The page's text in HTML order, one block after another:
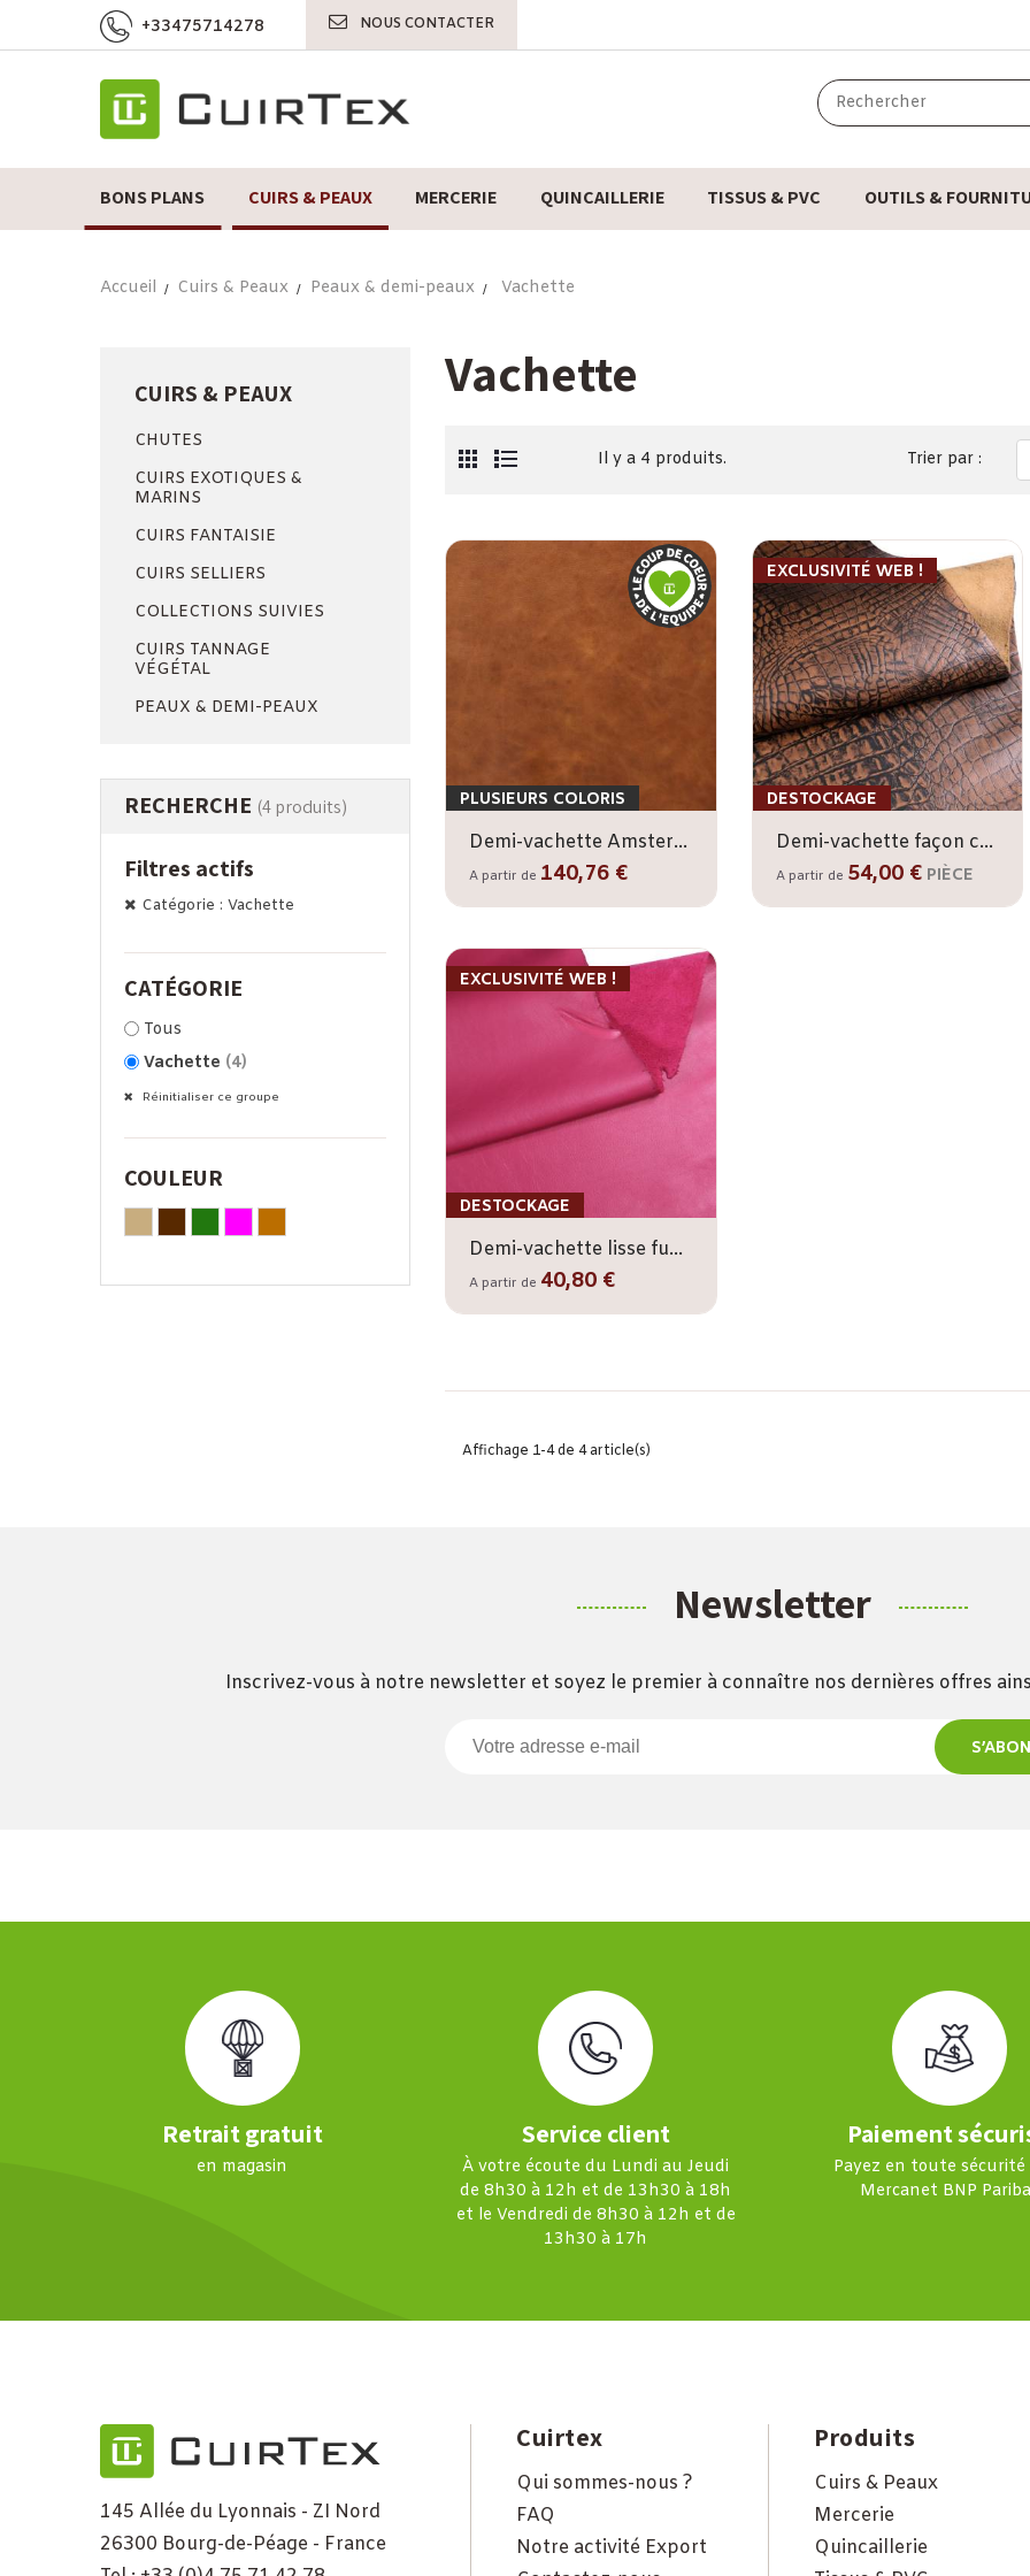
+33475714278 NOUS CONTACTER
BONS PLANS CUIRS & PEAUX MERCERIE QUINCAILLERIE TISSUS & PVC OUTILS &
Accueil Cuirs & Peaux Peaux & demi-peaux Vachette
CUIRS & PEAUX
CHUTES
CUIRS EXOTIQUES &
MARINS
CUIRS FANTAISIE
CUIRS SELLIERS
COLLECTIONS SUIVIES
CUIRS TANNAGE
VÉGÉTAL
PEAUX & DEMI-PEAUX
RECHERCHE (4 produits)
Filtres actifs
Catégorie : Vachette
CATÉGORIE
Tous
Vachette (4)
Réinitialiser ce groupe
COULEUR
Vachette
Il y a 4 produits. Trier par :
PLUSIEURS COLORIS
Demi-vachette Amsterdam
A partir de 140,76 €
DESTOCKAGE
Demi-vachette façon croco marron 10/12
EXCLUSIVITÉ WEB !
A partir de 54,00 € PIÈCE
DESTOCKAGE
Demi-vachette lisse fuchsia 10/12
EXCLUSIVITÉ WEB !
A partir de 40,80 €
Affichage 1-4 de 4 article(s)
Newsletter
Inscrivez-vous à notre newsletter et soyez le premier à connaître nos dernières offres
Retrait gratuit
en magasin
Service client
À votre écoute du Lundi au Jeudi
de 8h30 à 12h et de 13h30 à 18h
et le Vendredi de 8h30 à 12h et de
13h30 à 17h
Paiement
Payez en toute sécurité
Mercanet BNP
145 Allée du Lyonnais - ZI Nord
26300 Bourg-de-Péage - France
Cuirtex
Qui sommes-nous ?
FAQ
Notre activité Export
Produits
Cuirs & Peaux
Mercerie
Quincaillerie